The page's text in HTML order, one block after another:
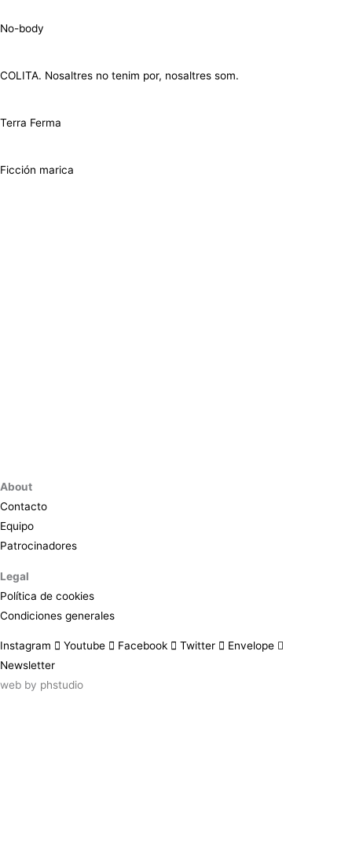
No-body
COLITA. Nosaltres no tenim por, nosaltres som.
Terra Ferma
Ficción marica
About
Contacto
Equipo
Patrocinadores
Legal
Política de cookies
Condiciones generales
Instagram Youtube Facebook Twitter
Envelope
Newsletter
web by phstudio